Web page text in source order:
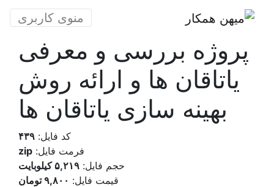
منوی کاربری
پروژه بررسی و معرفی
یاتاقان ها و ارائه روش
بهینه سازی یاتاقان ها
کد فایل: ۴۳۹
فرمت فایل: zip
حجم فایل: ۵,۲۱۹ کیلوبایت
قیمت فایل: ۹,۸۰۰ تومان